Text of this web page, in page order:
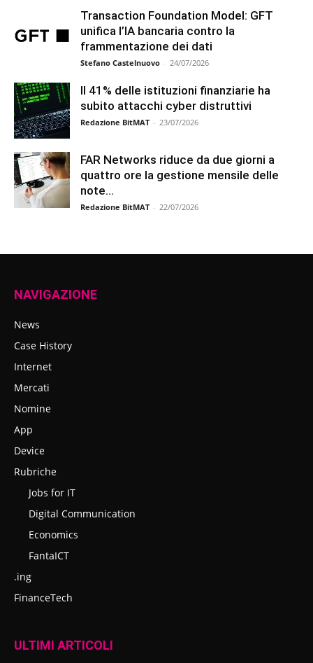
Transaction Foundation Model: GFT
unifica l’IA bancaria contro la
frammentazione dei dati
Stefano Castelnuovo - 24/07/2026
Il 41% delle istituzioni finanziarie ha
subito attacchi cyber distruttivi
Redazione BitMAT - 23/07/2026
FAR Networks riduce da due giorni a
quattro ore la gestione mensile delle
note...
Redazione BitMAT - 22/07/2026
NAVIGAZIONE
News
Case History
Internet
Mercati
Nomine
App
Device
Rubriche
Jobs for IT
Digital Communication
Economics
FantaICT
.ing
FinanceTech
ULTIMI ARTICOLI